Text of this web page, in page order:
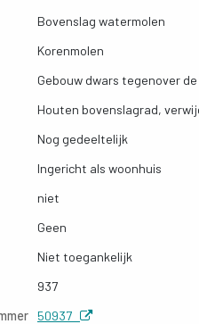
Bovenslag watermolen
Korenmolen
Gebouw dwars tegenover
Houten bovenslagrad,
Nog gedeeltelijk
Ingericht als woonhuis
niet
Geen
Niet toegankelijk
937
50937